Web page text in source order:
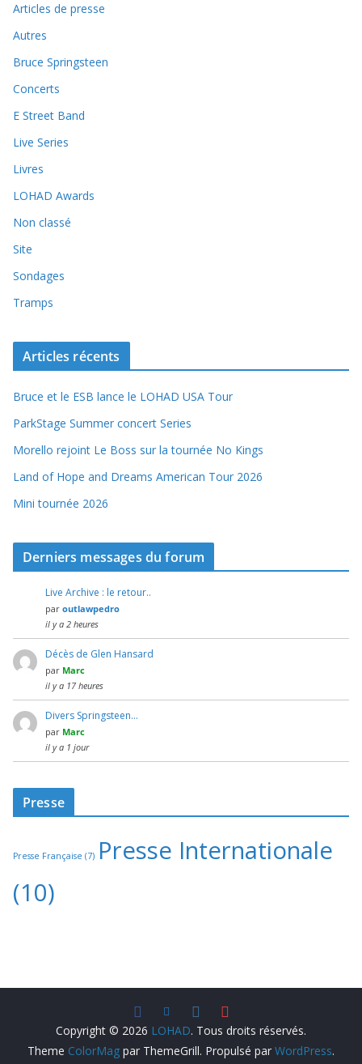
Articles de presse
Autres
Bruce Springsteen
Concerts
E Street Band
Live Series
Livres
LOHAD Awards
Non classé
Site
Sondages
Tramps
Articles récents
Bruce et le ESB lance le LOHAD USA Tour
ParkStage Summer concert Series
Morello rejoint Le Boss sur la tournée No Kings
Land of Hope and Dreams American Tour 2026
Mini tournée 2026
Derniers messages du forum
Live Archive : le retour..
par outlawpedro
il y a 2 heures
Décès de Glen Hansard
par Marc
il y a 17 heures
Divers Springsteen…
par Marc
il y a 1 jour
Presse
Presse Française (7) Presse Internationale
(10)
Copyright © 2026 LOHAD. Tous droits réservés.
Theme ColorMag par ThemeGrill. Propulsé par WordPress.